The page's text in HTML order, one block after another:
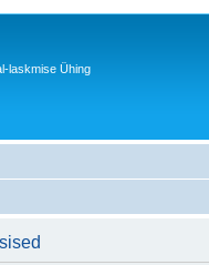
laskmise Ühing